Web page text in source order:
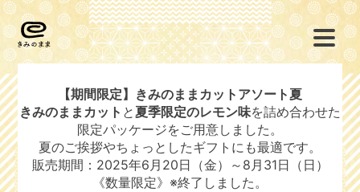
【期間限定】きみのままカットアソート夏
きみのままカット と夏季限定のレモン味を詰め合わせた
限定パッケージをご用意しました。
夏のご挨拶やちょっとしたギフトにも最適です。
販売期間：2025年6月20日（金）～8月31日（日）
《数量限定》※終了しました。